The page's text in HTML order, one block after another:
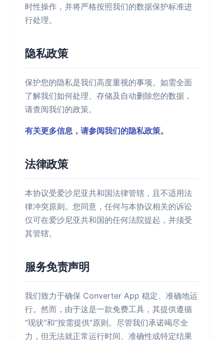
时性操作，并将严格按照我们的数据保护标准进
行处理。
隐私政策
保护您的隐私是我们高度重视的事项。如需全面
了解我们如何处理、存储及自动删除您的数据，
请查阅我们的政策。
有关更多信息，请参阅我们的隐私政策。
法律政策
本协议受爱沙尼亚共和国法律管辖，且不适用法
律冲突原则。您同意，任何与本协议相关的诉讼
仅可在爱沙尼亚共和国的任何法院提起，并须受
其管辖。
服务免责声明
我们致力于确保 Converter App 稳定、准确地运
行。然而，由于这是一款免费工具，其提供遵循
“现状”和“按需提供”原则。尽管我们承诺竭尽全
力，但无法就正常运行时间、准确性或特定结果